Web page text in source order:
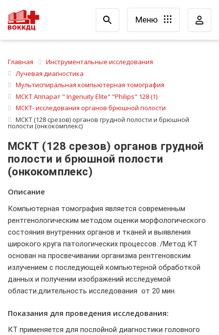
Меню
Главная
Инструментальные исследования
Лучевая диагностика
Мультиспиральная компьютерная томография
МСКТ Аппарат " Ingenuity Elite" "Philips" 128 (1)
МСКТ- исследования органов брюшной полости
МСКТ (128 срезов) органов грудной полости и брюшной
полости (онкокомплекс)
МСКТ (128 срезов) органов грудной
полости и брюшной полости
(онкокомплекс)
Описание
Компьютерная томография является современным
рентгенологическим методом оценки морфологического
состояния внутренних органов и тканей и выявления
широкого круга патологических процессов. /Метод КТ
основан на просвечивании организма рентгеновским
излучением с последующей компьютерной обработкой
данных и получении изображений исследуемой
области.длительность исследования от 20 мин.
Показания для проведения исследования:
КТ применяется для послойной диагностики головного